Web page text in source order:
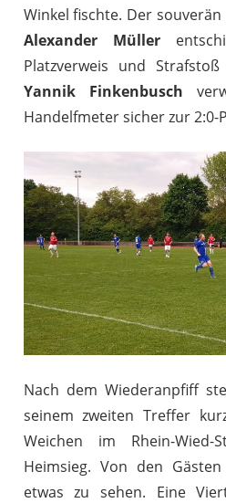
Winkel fischte. Der
Alexander Müller
Platzverweis und
Yannik Finkenbusch
Handelfmeter sicher zur 2:0-
Nach dem Wiederanpfiff
seinem zweiten Treffer
Weichen im Rhein-
Heimsieg. Von den
etwas zu sehen. Eine